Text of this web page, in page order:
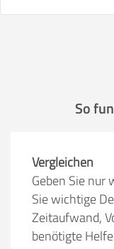
So
Vergleichen
Geben Sie nur
Sie wichtige
Zeitaufwand,
benötigte